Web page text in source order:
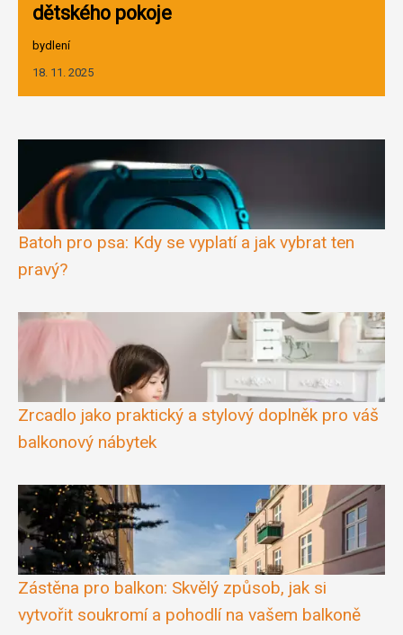
dětského pokoje
bydlení
18. 11. 2025
Batoh pro psa: Kdy se vyplatí a jak vybrat ten
pravý?
Zrcadlo jako praktický a stylový doplněk pro váš
balkonový nábytek
Zástěna pro balkon: Skvělý způsob, jak si
vytvořit soukromí a pohodlí na vašem balkoně